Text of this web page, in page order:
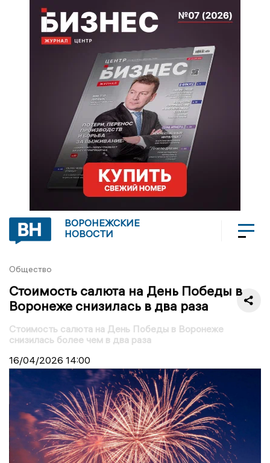
ВОРОНЕЖСКИЕ
НОВОСТИ
Общество
Стоимость салюта на День Победы в
Воронеже снизилась в два раза
Стоимость салюта на День Победы в Воронеже
снизилась более чем в два раза
16/04/2026 14:00